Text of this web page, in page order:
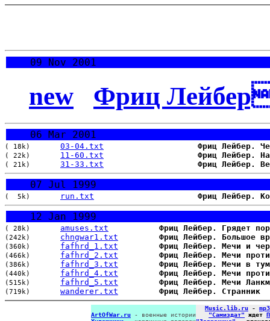
09 Nov 2001
new Фриц
06 Mar 2001
( 18k) 03-04.txt Фриц Лейбер.
( 22k) 11-60.txt Фриц Лейбер.
( 21k) 31-33.txt Фриц Лейбер.
07 Jul 1999
(  5k) run.txt Фриц Лейбер.
12 Jan 1999
( 28k) amuses.txt Фриц Лейбер. Грядет
(242k) chngwar1.txt Фриц Лейбер. Большое
(360k) fafhrd_1.txt Фриц Лейбер. Мечи и
(466k) fafhrd_2.txt Фриц Лейбер. Мечи
(386k) fafhrd_3.txt Фриц Лейбер. Мечи в
(440k) fafhrd_4.txt Фриц Лейбер. Мечи
(515k) fafhrd_5.txt Фриц Лейбер. Мечи
(719k) wanderer.txt Фриц Лейбер. Странник
ArtOfWar.ru - военные истории
Music.lib.ru - mp3
"Самиздат" ждет